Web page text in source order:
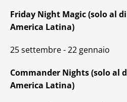
Friday Night Magic (solo al
America Latina)
25 settembre - 22 gennaio
Commander Nights (solo al
America Latina)